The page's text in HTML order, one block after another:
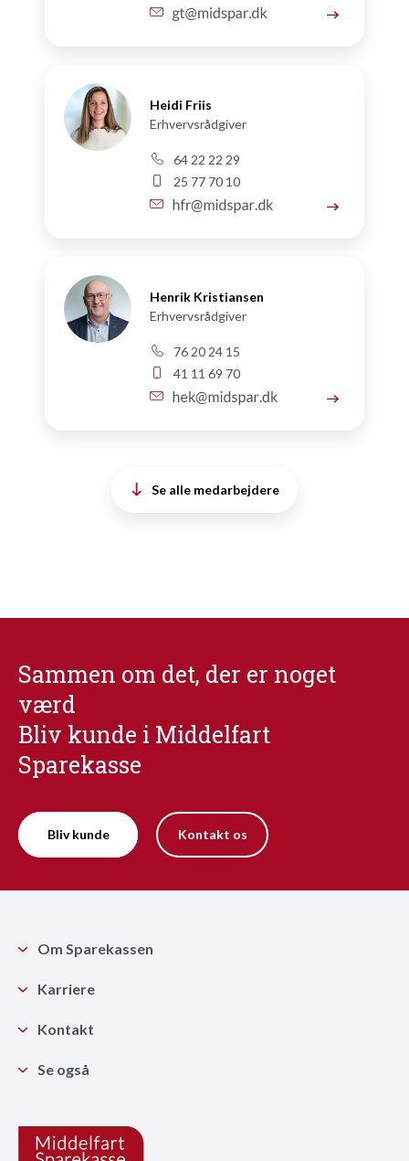
Heidi Friis
Erhvervsrådgiver
64 22 22 29
25 77 70 10
Henrik Kristiansen
Erhvervsrådgiver
76 20 24 15
41 11 69 70
Se alle medarbejdere
Sammen om det, der er noget
værd
Bliv kunde i Middelfart
Sparekasse
Bliv kunde Kontakt os
Om Sparekassen
Karriere
Kontakt
Se også